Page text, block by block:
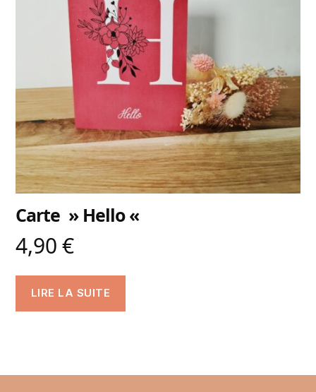
Carte » Hello «
4,90€
LIRE LA SUITE